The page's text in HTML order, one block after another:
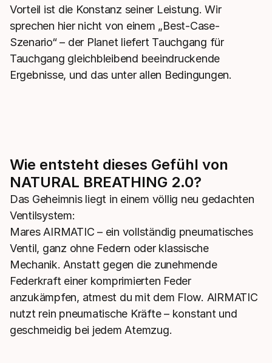
Vorteil ist die Konstanz seiner Leistung. Wir
sprechen hier nicht von einem „Best-Case-
Szenario“ – der Planet liefert Tauchgang für
Tauchgang gleichbleibend beeindruckende
Ergebnisse, und das unter allen Bedingungen.
Wie entsteht dieses Gefühl von
NATURAL BREATHING 2.0?
Das Geheimnis liegt in einem völlig neu gedachten
Ventilsystem:
Mares AIRMATIC – ein vollständig pneumatisches
Ventil, ganz ohne Federn oder klassische
Mechanik. Anstatt gegen die zunehmende
Federkraft einer komprimierten Feder
anzukämpfen, atmest du mit dem Flow. AIRMATIC
nutzt rein pneumatische Kräfte – konstant und
geschmeidig bei jedem Atemzug.